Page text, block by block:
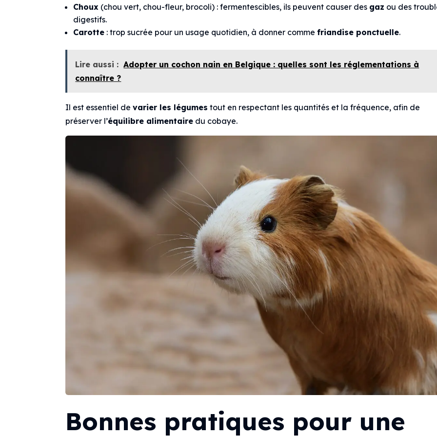
Choux (chou vert, chou-fleur, brocoli) : fermentescibles, ils peuvent causer des gaz ou des
digestifs.
Carotte : trop sucrée pour un usage quotidien, à donner commefriandise ponctuelle.
Lire aussi : Adopter un cochon nain en Belgique : quelles sont les réglementations à
connaître ?
Il est essentiel devarier les légumes tout en respectant les quantités et la fréquence, afin de
préserver l’équilibre alimentaire du cobaye.
Bonnes pratiques pour une